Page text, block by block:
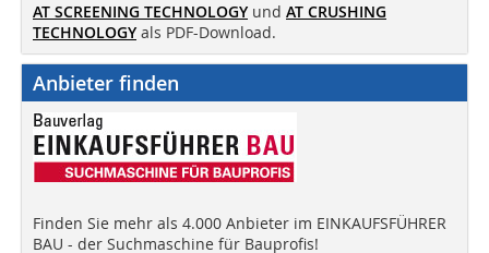
AT SCREENING TECHNOLOGY und AT CRUSHING
TECHNOLOGY als PDF-Download.
Anbieter finden
Finden Sie mehr als 4.000 Anbieter im EINKAUFSFÜHRER
BAU - der Suchmaschine für Bauprofis!